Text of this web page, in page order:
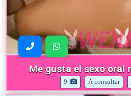
Me gusta el sexo oral
9 A consultar